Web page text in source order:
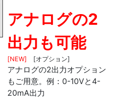
アナログの2
出力も可能
[NEW] [オプション]
アナログの2出力オプション
もご用意。例：0-10Vと4-
20mA出力